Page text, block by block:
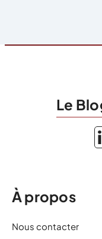
Le
À propos
Nous contacter